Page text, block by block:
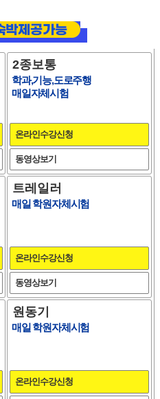
2종보통
학과,기능,도로주행
매일자체시험
온라인수강신청
동영상보기
트레일러
매일 학원자체시험
온라인수강신청
동영상보기
원동기
매일 학원자체시험
온라인수강신청